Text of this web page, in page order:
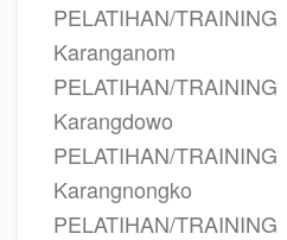
PELATIHAN/
Karanganom
PELATIHAN/
Karangdowo
PELATIHAN/
Karangnongko
PELATIHAN/